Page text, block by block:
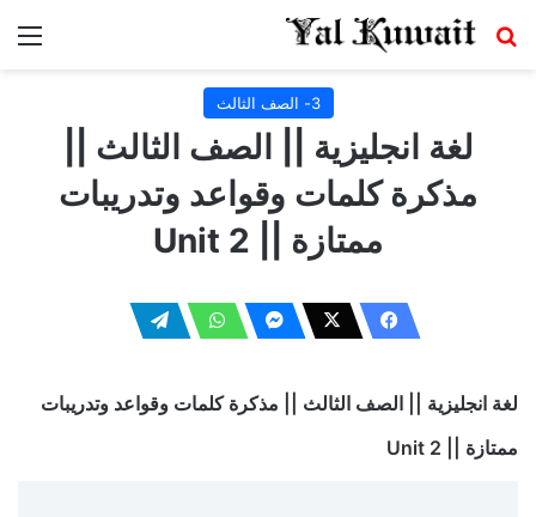
بحث عن
3- الصف الثالث
لغة انجليزية || الصف الثالث ||
مذكرة كلمات وقواعد وتدريبات
ممتازة || Unit 2
لغة انجليزية || الصف الثالث || مذكرة كلمات وقواعد وتدريبات
ممتازة || Unit 2